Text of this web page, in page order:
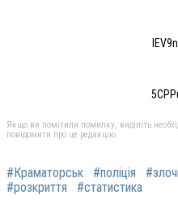
Якщо ви помітили помилку, виділіть
повідомити про це редакцію
#Краматорськ #поліція
#розкриття
#статистика